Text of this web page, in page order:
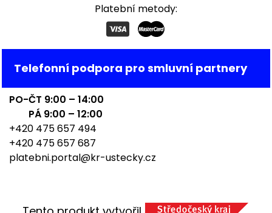
Platební metody:
Telefonní podpora pro smluvní partnery
PO-ČT 9:00 – 14:00
PÁ 9:00 – 12:00
+420 475 657 494
+420 475 657 687
platebni.portal@kr-ustecky.cz